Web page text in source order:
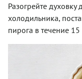
Разогрейте
холодильника,
пирога в течение